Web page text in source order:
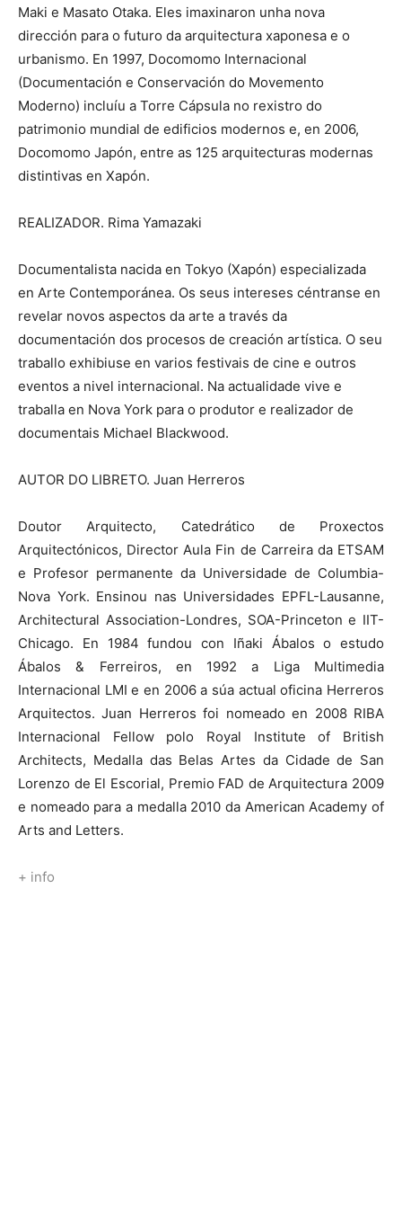
Maki e Masato Otaka. Eles imaxinaron unha nova
dirección para o futuro da arquitectura xaponesa e o
urbanismo. En 1997, Docomomo Internacional
(Documentación e Conservación do Movemento
Moderno) incluíu a Torre Cápsula no rexistro do
patrimonio mundial de edificios modernos e, en 2006,
Docomomo Japón, entre as 125 arquitecturas modernas
distintivas en Xapón.
REALIZADOR. Rima Yamazaki
Documentalista nacida en Tokyo (Xapón) especializada
en Arte Contemporánea. Os seus intereses céntranse en
revelar novos aspectos da arte a través da
documentación dos procesos de creación artística. O seu
traballo exhibiuse en varios festivais de cine e outros
eventos a nivel internacional. Na actualidade vive e
traballa en Nova York para o produtor e realizador de
documentais Michael Blackwood.
AUTOR DO LIBRETO. Juan Herreros
Doutor Arquitecto, Catedrático de Proxectos
Arquitectónicos, Director Aula Fin de Carreira da ETSAM
e Profesor permanente da Universidade de Columbia-
Nova York. Ensinou nas Universidades EPFL-Lausanne,
Architectural Association-Londres, SOA-Princeton e IIT-
Chicago. En 1984 fundou con Iñaki Ábalos o estudo
Ábalos & Ferreiros, en 1992 a Liga Multimedia
Internacional LMI e en 2006 a súa actual oficina Herreros
Arquitectos. Juan Herreros foi nomeado en 2008 RIBA
Internacional Fellow polo Royal Institute of British
Architects, Medalla das Belas Artes da Cidade de San
Lorenzo de El Escorial, Premio FAD de Arquitectura 2009
e nomeado para a medalla 2010 da American Academy of
Arts and Letters.
+ info